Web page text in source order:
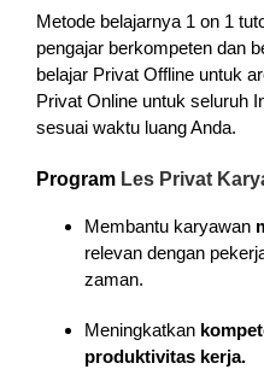
Metode belajarnya 1 on 1
pengajar berkompeten dan
belajar Privat Offline untuk
Privat Online untuk seluruh
sesuai waktu luang Anda.
Program Les Privat
Membantu karyawan
relevan dengan
zaman.
Meningkatkan
produktivitas kerja.